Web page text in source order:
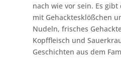
nach wie vor sein. Es
mit Gehacktesklößchen
Nudeln, frisches
Kopffleisch und
Geschichten aus dem